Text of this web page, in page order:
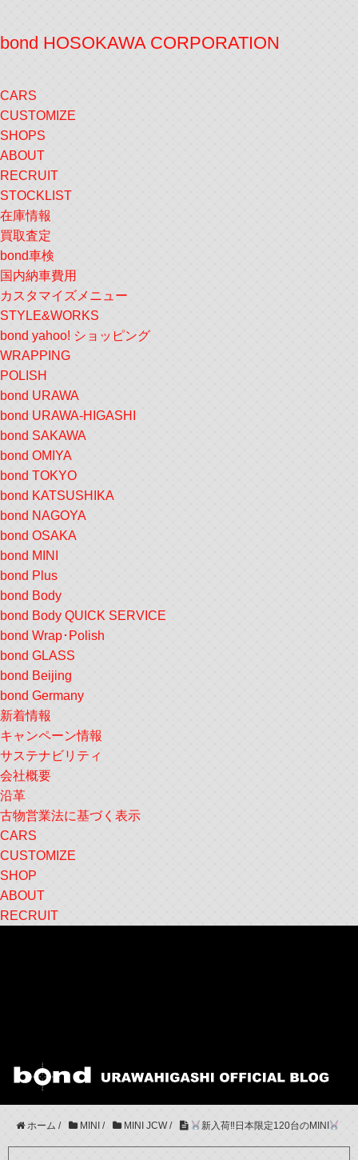
bond HOSOKAWA CORPORATION
CARS
CUSTOMIZE
SHOPS
ABOUT
RECRUIT
STOCKLIST
在庫情報
買取査定
bond車検
国内納車費用
カスタマイズメニュー
STYLE&WORKS
bond yahoo! ショッピング
WRAPPING
POLISH
bond URAWA
bond URAWA-HIGASHI
bond SAKAWA
bond OMIYA
bond TOKYO
bond KATSUSHIKA
bond NAGOYA
bond OSAKA
bond MINI
bond Plus
bond Body
bond Body QUICK SERVICE
bond Wrap･Polish
bond GLASS
bond Beijing
bond Germany
新着情報
キャンペーン情報
サステナビリティ
会社概要
沿革
古物営業法に基づく表示
CARS
CUSTOMIZE
SHOP
ABOUT
RECRUIT
ホーム / MINI / MINI JCW/ 新入荷‼日本限定120台のMINI